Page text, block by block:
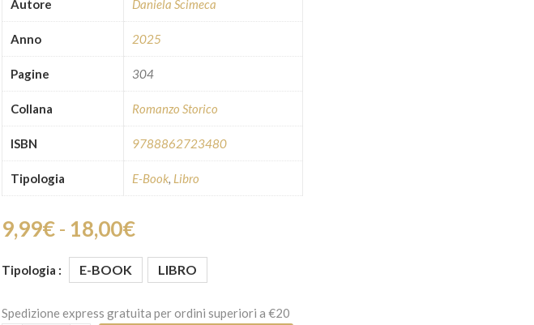
Autore Daniela Scimeca
Anno 2025
Pagine 304
Collana Romanzo Storico
ISBN 9788862723480
Tipologia E-Book, Libro
9,99€- 18,00€Fascia di prezzo: da 9,99€ a 18,00€
Tipologia E-BOOK LIBRO
Spedizione express gratuita per ordini superiori a €20